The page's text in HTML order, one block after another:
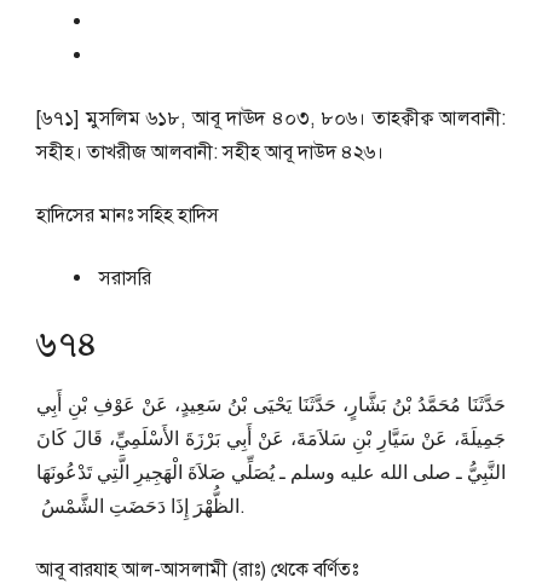
[৬৭১] মুসলিম ৬১৮, আবূ দাঊদ ৪০৩, ৮০৬। তাহক্বীক্ব আলবানী:
সহীহ। তাখরীজ আলবানী: সহীহ আবূ দাউদ ৪২৬।
হাদিসের মানঃসহিহ হাদিস
সরাসরি
৬৭৪
حَدَّثَنَا مُحَمَّدُ بْنُ بَشَّارٍ، حَدَّثَنَا يَحْيَى بْنُ سَعِيدٍ، عَنْ عَوْفِ بْنِ أَبِي
جَمِيلَةَ، عَنْ سَيَّارِ بْنِ سَلاَمَةَ، عَنْ أَبِي بَرْزَةَ الأَسْلَمِيِّ، قَالَ كَانَ
النَّبِيُّ ـ صلى الله عليه وسلم ـ يُصَلِّي صَلاَةَ الْهَجِيرِ الَّتِي تَدْعُونَهَا
الظُّهْرَ إِذَا دَحَضَتِ الشَّمْسُ ‏.
আবূ বারযাহ আল-আসলামী (রাঃ) থেকে বর্ণিতঃ